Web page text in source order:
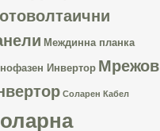
Междинна планка
Инвертор Мрежов
Соларен Кабел